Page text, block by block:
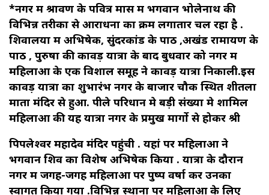
*नगर में श्रावण के पवित्र मास में भगवान भोलेनाथ की
विभिन्न तरीकों से आराधना का क्रम लगातार चल रहा है .
शिवालयों में अभिषेक, सुंदरकांड के पाठ ,अखंड रामायण के
पाठ , पुरुषों की कावड़ यात्रा के बाद बुधवार को नगर में
महिलाओं के एक विशाल समूह ने कावड़ यात्रा निकाली.इस
कावड़ यात्रा का शुभारंभ नगर के बाजार चौक स्थित शीतला
माता मंदिर से हुआ. पीले परिधान मे बड़ी संख्या मे शामिल
महिलाओं की यह यात्रा नगर के प्रमुख मार्गो से होकर श्री
पिपलेश्वर महादेव मंदिर पहुंची . यहां पर महिलाओं ने
भगवान शिव का विशेष अभिषेक किया . यात्रा के दौरान
नगर में जगह-जगह महिलाओं पर पुष्प वर्षा कर उनका
स्वागत किया गया .विभिन्न स्थानों पर महिलाओं के लिए